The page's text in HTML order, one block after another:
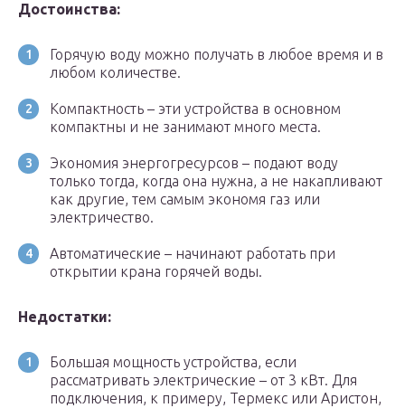
Достоинства:
Горячую воду можно получать в любое время и в
любом количестве.
Компактность – эти устройства в основном
компактны и не занимают много места.
Экономия энергогресурсов – подают воду
только тогда, когда она нужна, а не накапливают
как другие, тем самым экономя газ или
электричество.
Автоматические – начинают работать при
открытии крана горячей воды.
Недостатки:
Большая мощность устройства, если
рассматривать электрические – от 3 кВт. Для
подключения, к примеру, Термекс или Аристон,